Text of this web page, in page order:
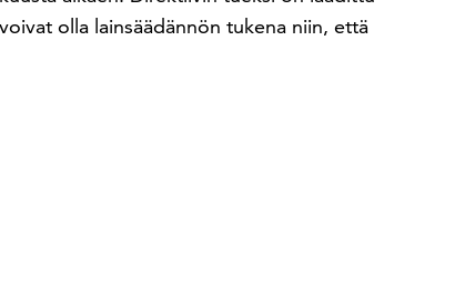
olla lainsäädännön tukena niin, että